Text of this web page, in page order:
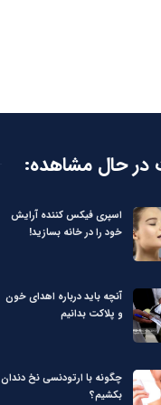
در حال مشاهده:
اسپری فیکس کننده آرایش
خود را در خانه بسازید!
آنچه باید درباره اهدای خون
و پلاکت بدانیم
چگونه با ارتودنسی نخ دندان
بکشیم؟